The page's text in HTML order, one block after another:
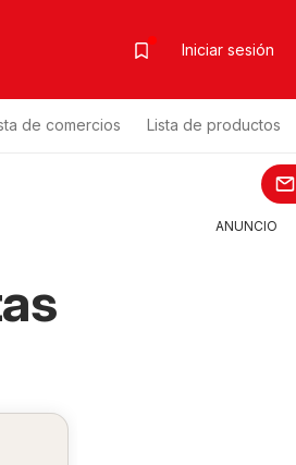
Iniciar sesión
de comercios Lista de productos
ANUNCIO